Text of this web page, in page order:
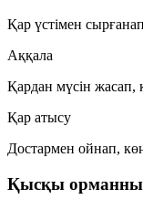
Қар үстімен
Аққала
Қардан мүсін жасап,
Қар атысу
Достармен ойнап,
Қысқы